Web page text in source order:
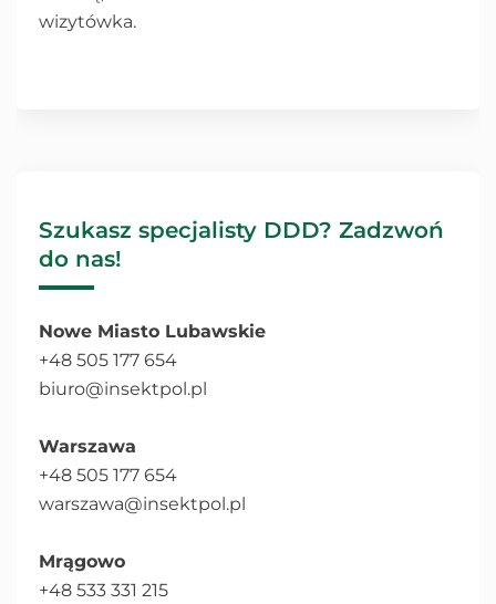
wizytówka.
Szukasz specjalisty DDD? Zadzwoń
do nas!
Nowe Miasto Lubawskie
+48 505 177 654
biuro@insektpol.pl
Warszawa
+48 505 177 654
warszawa@insektpol.pl
Mrągowo
+48 533 331 215